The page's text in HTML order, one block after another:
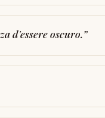
d'essere oscuro.”